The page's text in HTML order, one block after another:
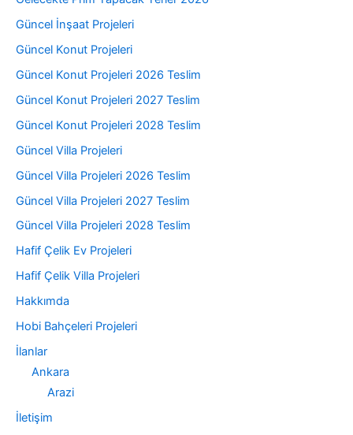
Güncel İnşaat Projeleri
Güncel Konut Projeleri
Güncel Konut Projeleri 2026 Teslim
Güncel Konut Projeleri 2027 Teslim
Güncel Konut Projeleri 2028 Teslim
Güncel Villa Projeleri
Güncel Villa Projeleri 2026 Teslim
Güncel Villa Projeleri 2027 Teslim
Güncel Villa Projeleri 2028 Teslim
Hafif Çelik Ev Projeleri
Hafif Çelik Villa Projeleri
Hakkımda
Hobi Bahçeleri Projeleri
İlanlar
Ankara
Arazi
İletişim